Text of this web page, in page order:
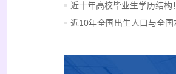
近十年高校毕业生学历结构！
近10年全国出生人口与全